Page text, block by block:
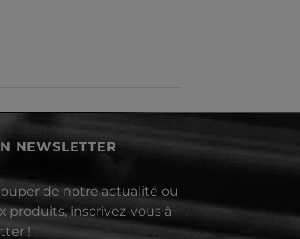
NEWSLETTER
de notre actualité ou
produits, inscrivez-vous à
!